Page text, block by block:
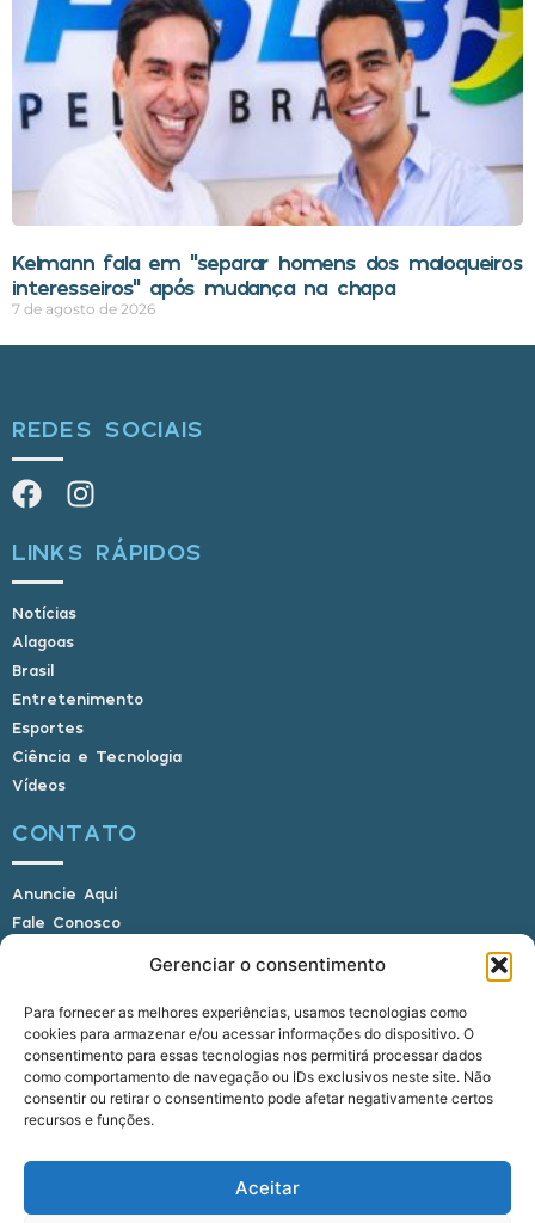
Gerenciar o consentimento
Para fornecer as melhores experiências, usamos tecnologias como
cookies para armazenar e/ou acessar informações do dispositivo. O
consentimento para essas tecnologias nos permitirá processar dados
como comportamento de navegação ou IDs exclusivos neste site. Não
consentir ou retirar o consentimento pode afetar negativamente certos
recursos e funções.
Aceitar
Kelmann fala em “separar homens dos maloqueiros
interesseiros” após mudança na chapa
7 de agosto de 2026
REDES SOCIAIS
LINKS RÁPIDOS
Notícias
Alagoas
Brasil
Entretenimento
Esportes
Ciência e Tecnologia
Vídeos
CONTATO
Anuncie Aqui
Fale Conosco
E-mail: alagoasbrasilnoticias@gmail.com
Telefone: (82) 9 9691-0391 (Whatsapp)
Responsável Técnico: Crysthyan Carlos
Rua do Sau - Centro - Anadia - AL - CEP: